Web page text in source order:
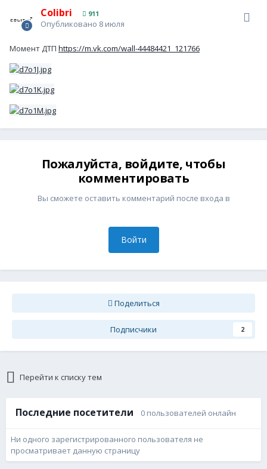
Colibri 911
Опубликовано 8 июля
Момент ДТП https://m.vk.com/wall-44484421_121766
Пожалуйста, войдите, чтобы
комментировать
Вы сможете оставить комментарий после входа в
Войти
Поделиться
Подписчики 2
Перейти к списку тем
Последние посетители 0 пользователей онлайн
Ни одного зарегистрированного пользователя не
просматривает данную страницу